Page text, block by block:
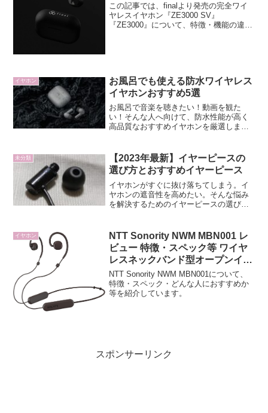
この記事では、finalより発売の完全ワイ
ヤレスイヤホン『ZE3000 SV』
『ZE3000』について、特徴・機能の違
イヤホン
お風呂でも使える防水ワイヤレス
イヤホンおすすめ5選
お風呂で音楽を聴きたい！動画を観た
い！そんな人へ向けて、防水性能が高く
高品質なおすすめイヤホンを厳選しまし
未分類
【2023年最新】イヤーピースの
選び方とおすすめイヤーピース
イヤホンがすぐに抜け落ちてしまう。イ
ヤホンの遮音性を高めたい。そんな悩み
を解決するためのイヤーピースの選び方
イヤホン
NTT Sonority NWM MBN001 レ
ビュー 特徴・スペック等 ワイヤ
レスネックバンド型オープンイヤ
ースピーカー マルチポイント搭
載
NTT Sonority NWM MBN001について、
特徴・スペック・どんな人におすすめか
等を紹介しています。
スポンサーリンク